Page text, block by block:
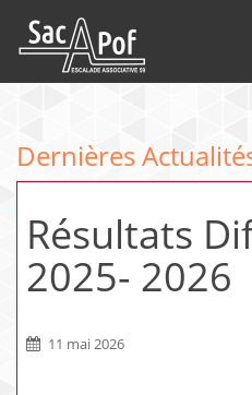
Dernières
Résultats
2025- 2026
11 mai 2026